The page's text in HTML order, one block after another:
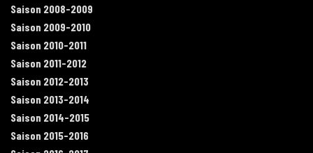
Saison 2008-2009
Saison 2009-2010
Saison 2010-2011
Saison 2011-2012
Saison 2012-2013
Saison 2013-2014
Saison 2014-2015
Saison 2015-2016